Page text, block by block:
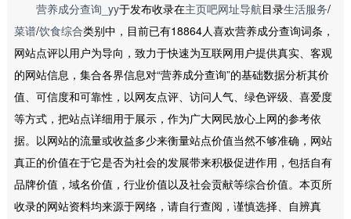
营养成分查询_yy于发布收录在主页吧网址导航目录生活服务/
菜谱/饮食综合类别中，目前已有18864人喜欢营养成分查询词条，
网站点评以用户为导向，致力于快速为互联网用户提供真实、客观
的网站信息，集合各界信息对“营养成分查询”的基础数据分析其价
值、可信度和可靠性，以网友点评、访问人气、绿色评级、喜爱度
等方式，把站点详细用于展示，作为广大网民放心上网的参考依
据。以网站的流量或收益多少来衡量站点价值当然不够准确，网站
真正的价值在于它是否为社会的发展带来积极促进作用，包括自有
品牌价值，域名价值，行业价值以及社会贡献等综合价值。本页所
收录的网站资料均来源于网络，请自行查阅，谨慎选择、自辨真